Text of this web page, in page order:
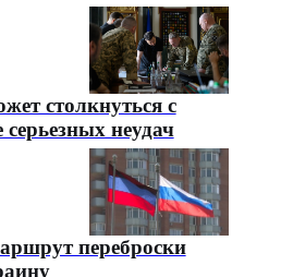
столкнуться с
неудач
переброски